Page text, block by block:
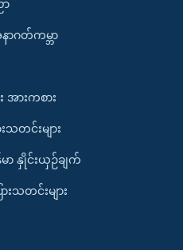
ာ
ဂတ်ကမ္ဘာ
ားကစား
တင်းများ
မာ နှိုင်းယှဉ်ချက်
ားသတင်းများ